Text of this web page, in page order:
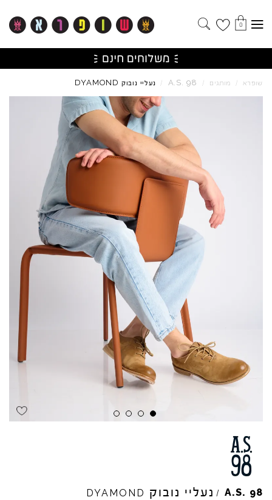
0
שופרא / מותגים /
A.S. 98
/ נעליי נובוק DYAMOND
A.S. 98
/ נעליי נובוק DYAMOND